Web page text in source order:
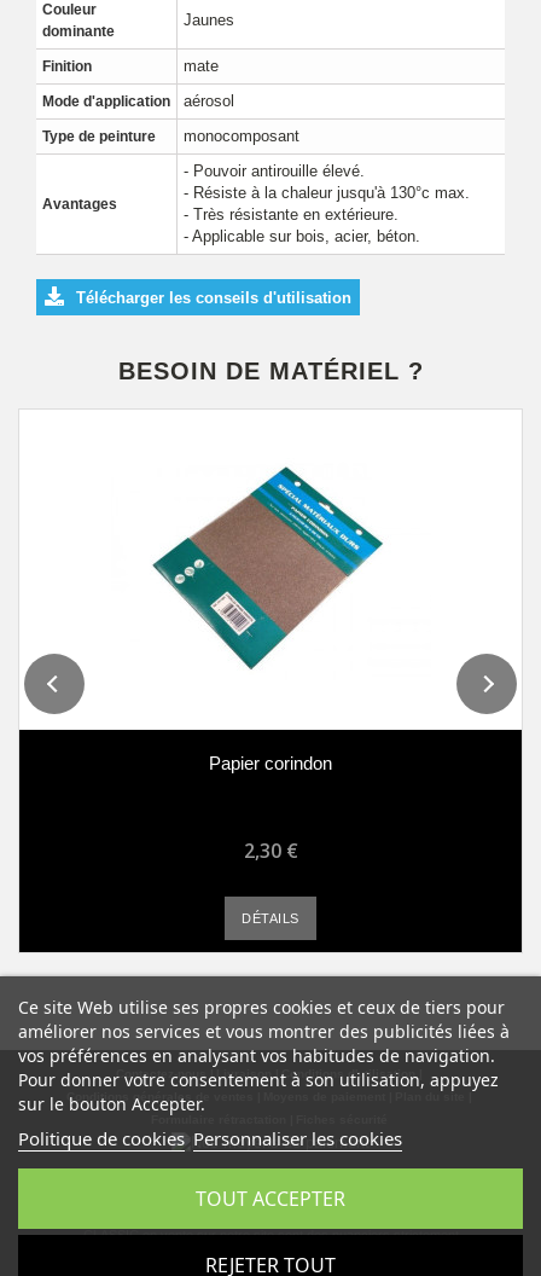
Couleur
dominante
Jaunes
Finition mate
Mode d'application aérosol
Type de peinture monocomposant
Avantages
- Pouvoir antirouille élevé.
- Résiste à la chaleur jusqu'à 130°c max.
- Très résistante en extérieure.
- Applicable sur bois, acier, béton.
Télécharger les conseils d'utilisation
BESOIN DE MATÉRIEL ?
Papier corindon
2,30 €
DÉTAILS
Contactez-nous Livraison
Conditions d'utilisation
Conditions générales de ventes
Formulaire rétractation
Ce site Web utilise ses propres cookies et ceux de tiers pour
améliorer nos services et vous montrer des publicités liées à
vos préférences en analysant vos habitudes de navigation.
Pour donner votre consentement à son utilisation, appuyez
sur le bouton Accepter.
Politique de cookies Personnaliser les cookies
REJETER TOUT
TOUT ACCEPTER
Notre entreprise française est totalement indépendante et a pour simple
CLASSIC en vente sur notre site sont des nuanciers strictement
et reste la propriété de RAL gGmbH situé à Siegburger Strasse 39 -